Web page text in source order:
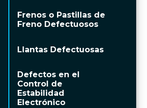
Frenos o Pastillas de
Freno Defectuosos
Llantas Defectuosas
Defectos en el
Control de
Estabilidad
Electrónico